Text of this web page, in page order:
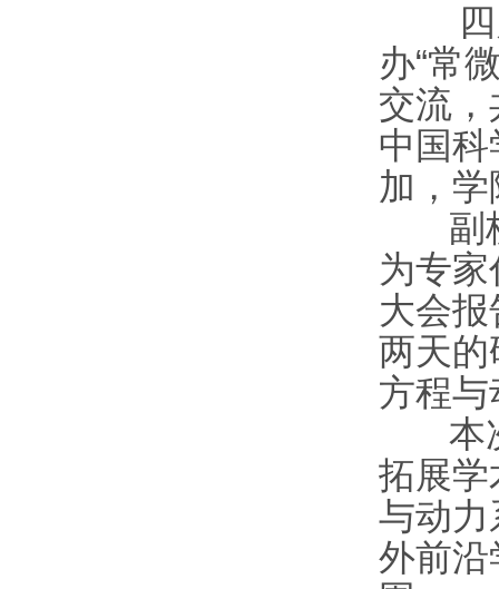
四月
办“常
交流
中国
加，
副校
为专
大会
两天的
方程
本次
拓展学
与动力
外前沿